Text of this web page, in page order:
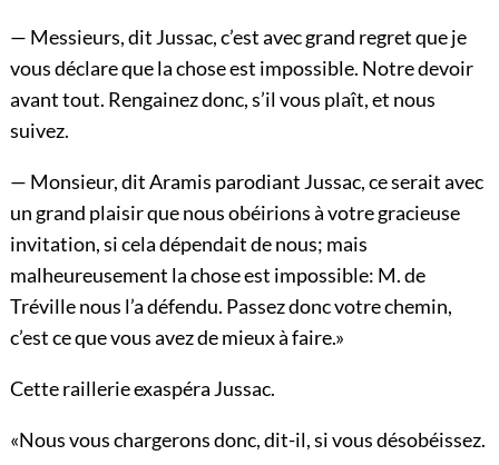
— Messieurs, dit Jussac, c’est avec grand regret que je
vous déclare que la chose est impossible. Notre devoir
avant tout. Rengainez donc, s’il vous plaît, et nous
suivez.
— Monsieur, dit Aramis parodiant Jussac, ce serait avec
un grand plaisir que nous obéirions à votre gracieuse
invitation, si cela dépendait de nous; mais
malheureusement la chose est impossible: M. de
Tréville nous l’a défendu. Passez donc votre chemin,
c’est ce que vous avez de mieux à faire.»
Cette raillerie exaspéra Jussac.
«Nous vous chargerons donc, dit-il, si vous désobéissez.